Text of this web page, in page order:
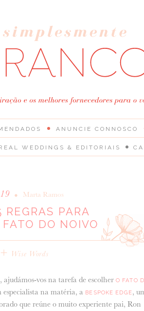
WEDDINGS & EDITORIAIS
ANUNCIE CONNOSCO
• Marta Ramos
PARA
DO NOIVO
+ Wise Words
ajudámos-vos na tarefa de escolher O FATO
na matéria, a BESPOKE EDGE,
que reúne o muito experiente pai, Ron